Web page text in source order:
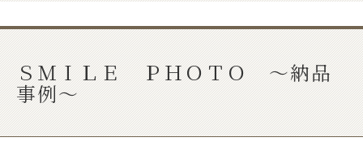
ＳＭＩＬＥ ＰＨＯＴＯ ～納品
事例～